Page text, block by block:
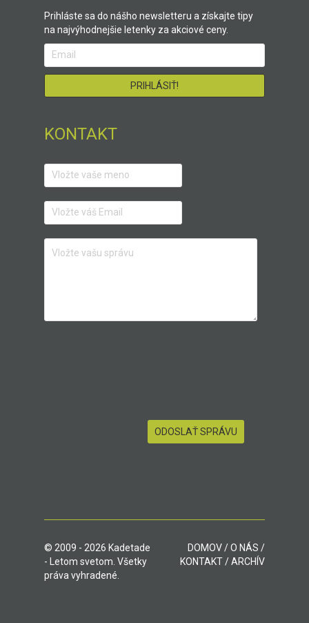
Prihláste sa do nášho newsletteru a získajte tipy
na najvýhodnejšie letenky za akciové ceny.
KONTAKT
© 2009 - 2026 Kadetade
- Letom svetom. Všetky
práva vyhradené.
DOMOV/O NÁS /
KONTAKT/ARCHÍV